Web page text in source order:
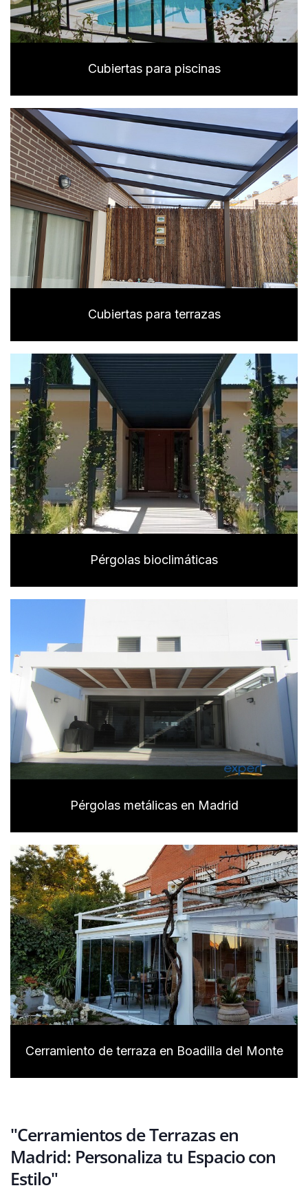
Cubiertas para piscinas
Cubiertas para terrazas
Pérgolas bioclimáticas
Pérgolas metálicas en Madrid
Cerramiento de terraza en Boadilla del Monte
"Cerramientos de Terrazas en
Madrid: Personaliza tu Espacio con
Estilo"